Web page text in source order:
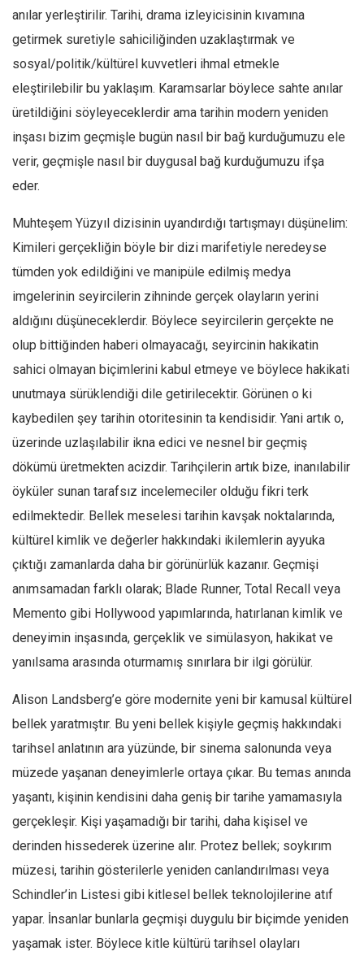
Hayat
Türkiye
Siyaset
Asya
Avustralya
Tarih
Düşünce
Dosyalar
anılar yerleştirilir. Tarihi, drama izleyicisinin kıvamına
getirmek suretiyle sahiciliğinden uzaklaştırmak ve
sosyal/politik/kültürel kuvvetleri ihmal etmekle
eleştirilebilir bu yaklaşım. Karamsarlar böylece sahte anılar
üretildiğini söyleyeceklerdir ama tarihin modern yeniden
inşası bizim geçmişle bugün nasıl bir bağ kurduğumuzu ele
verir, geçmişle nasıl bir duygusal bağ kurduğumuzu ifşa
eder.
Muhteşem Yüzyıl dizisinin uyandırdığı tartışmayı düşünelim:
Kimileri gerçekliğin böyle bir dizi marifetiyle neredeyse
tümden yok edildiğini ve manipüle edilmiş medya
imgelerinin seyircilerin zihninde gerçek olayların yerini
aldığını düşüneceklerdir. Böylece seyircilerin gerçekte ne
olup bittiğinden haberi olmayacağı, seyircinin hakikatin
sahici olmayan biçimlerini kabul etmeye ve böylece hakikati
unutmaya sürüklendiği dile getirilecektir. Görünen o ki
kaybedilen şey tarihin otoritesinin ta kendisidir. Yani artık o,
üzerinde uzlaşılabilir ikna edici ve nesnel bir geçmiş
dökümü üretmekten acizdir. Tarihçilerin artık bize, inanılabilir
öyküler sunan tarafsız incelemeciler olduğu fikri terk
edilmektedir. Bellek meselesi tarihin kavşak noktalarında,
kültürel kimlik ve değerler hakkındaki ikilemlerin ayyuka
çıktığı zamanlarda daha bir görünürlük kazanır. Geçmişi
anımsamadan farklı olarak; Blade Runner, Total Recall veya
Memento gibi Hollywood yapımlarında, hatırlanan kimlik ve
deneyimin inşasında, gerçeklik ve simülasyon, hakikat ve
yanılsama arasında oturmamış sınırlara bir ilgi görülür.
Alison Landsberg’e göre modernite yeni bir kamusal kültürel
bellek yaratmıştır. Bu yeni bellek kişiyle geçmiş hakkındaki
tarihsel anlatının ara yüzünde, bir sinema salonunda veya
müzede yaşanan deneyimlerle ortaya çıkar. Bu temas anında
yaşantı, kişinin kendisini daha geniş bir tarihe yamamasıyla
gerçekleşir. Kişi yaşamadığı bir tarihi, daha kişisel ve
derinden hissederek üzerine alır. Protez bellek; soykırım
müzesi, tarihin gösterilerle yeniden canlandırılması veya
Schindler’in Listesi gibi kitlesel bellek teknolojilerine atıf
yapar. İnsanlar bunlarla geçmişi duygulu bir biçimde yeniden
yaşamak ister. Böylece kitle kültürü tarihsel olayları